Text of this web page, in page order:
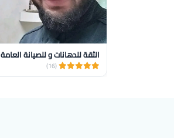
الثقة للدهانات و للصيانة العامة
(16)